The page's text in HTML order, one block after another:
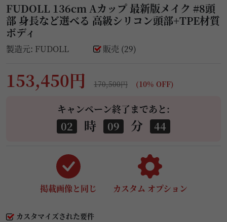
FUDOLL 136cm Aカップ 最新版メイク #8頭
部 身長など選べる 高級シリコン頭部+TPE材質
ボディ
製造元: FUDOLL 販売 (29)
153,450円 170,500円 (10% OFF)
キャンペーン終了まであと:
02 時 09 分 43
掲載画像と同じ カスタム オプション
カスタマイズされた要件